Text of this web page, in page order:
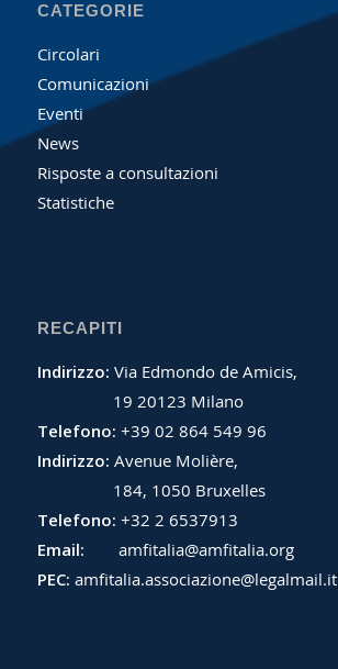
CATEGORIE
Circolari
Comunicazioni
Eventi
News
Risposte a consultazioni
Statistiche
RECAPITI
Indirizzo: Via Edmondo de Amicis,
19 20123 Milano
Telefono: +39 02 864 549 96
Indirizzo: Avenue Molière,
184, 1050 Bruxelles
Telefono: +32 2 6537913
Email:
amfitalia@amfitalia.org
PEC: amfitalia.associazione@legalmail.it